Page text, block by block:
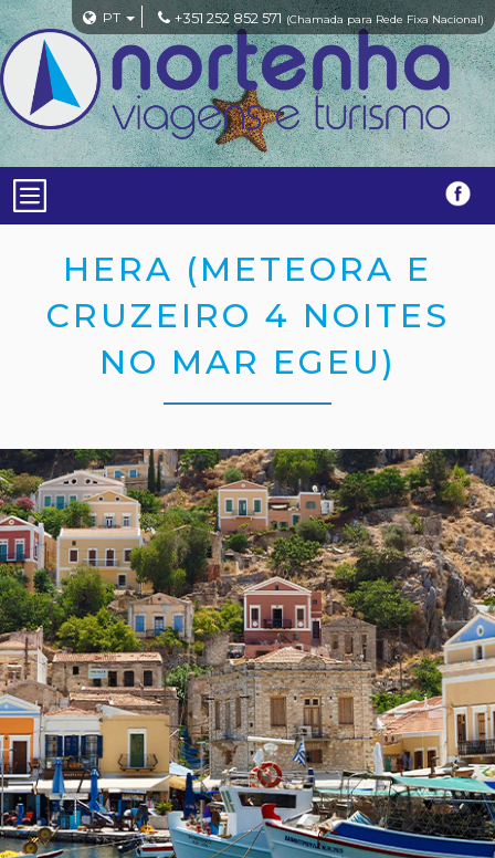
PT +351 252 852 571 (Chamada para Rede Fixa Nacional)
HERA (METEORA E
CRUZEIRO 4 NOITES
NO MAR EGEU)